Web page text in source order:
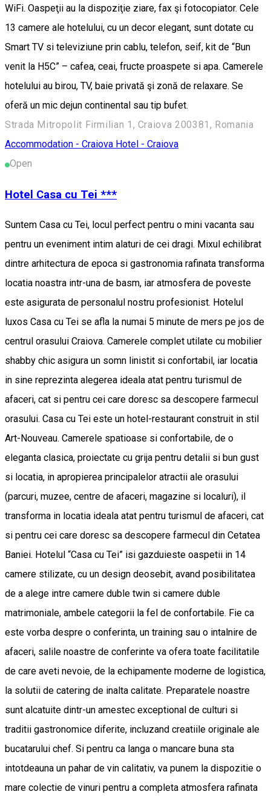
WiFi. Oaspeţii au la dispoziţie ziare, fax şi fotocopiator. Cele
13 camere ale hotelului, cu un decor elegant, sunt dotate cu
Smart TV si televiziune prin cablu, telefon, seif, kit de “Bun
venit la H5C” – cafea, ceai, fructe proaspete si apa. Camerele
hotelului au birou, TV, baie privată şi zonă de relaxare. Se
oferă un mic dejun continental sau tip bufet.
Strada Mitropolit Firmilian 1, Craiova 200381, Romania
Accommodation - Craiova Hotel - Craiova
Open
Hotel Casa cu Tei ***
Suntem Casa cu Tei, locul perfect pentru o mini vacanta sau
pentru un eveniment intim alaturi de cei dragi. Mixul echilibrat
dintre arhitectura de epoca si gastronomia rafinata transforma
locatia noastra intr-una de basm, iar atmosfera de poveste
este asigurata de personalul nostru profesionist. Hotelul
luxos Casa cu Tei se afla la numai 5 minute de mers pe jos de
centrul orasului Craiova. Camerele complet utilate cu mobilier
shabby chic asigura un somn linistit si confortabil, iar locatia
in sine reprezinta alegerea ideala atat pentru turismul de
afaceri, cat si pentru cei care doresc sa descopere farmecul
orasului. Casa cu Tei este un hotel-restaurant construit in stil
Art-Nouveau. Camerele spatioase si confortabile, de o
eleganta clasica, proiectate cu grija pentru detalii si bun gust
si locatia, in apropierea principalelor atractii ale orasului
(parcuri, muzee, centre de afaceri, magazine si localuri), il
transforma in locatia ideala atat pentru turismul de afaceri, cat
si pentru cei care doresc sa descopere farmecul din Cetatea
Baniei. Hotelul “Casa cu Tei” isi gazduieste oaspetii in 14
camere stilizate, cu un design deosebit, avand posibilitatea
de a alege intre camere duble twin si camere duble
matrimoniale, ambele categorii la fel de confortabile. Fie ca
este vorba despre o conferinta, un training sau o intalnire de
afaceri, salile noastre de conferinte va ofera toate facilitatile
de care aveti nevoie, de la echipamente moderne de logistica,
la solutii de catering de inalta calitate. Preparatele noastre
sunt alcatuite dintr-un amestec exceptional de culturi si
traditii gastronomice diferite, incluzand creatiile originale ale
bucatarului chef. Si pentru ca langa o mancare buna sta
intotdeauna un pahar de vin calitativ, va punem la dispozitie o
mare colectie de vinuri pentru a completa atmosfera rafinata